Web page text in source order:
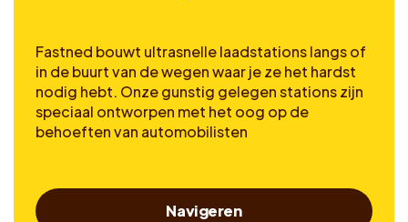
Fastned bouwt ultrasnelle laadstations langs of
in de buurt van de wegen waar je ze het hardst
nodig hebt. Onze gunstig gelegen stations zijn
speciaal ontworpen met het oog op de
behoeften van automobilisten
Navigeren